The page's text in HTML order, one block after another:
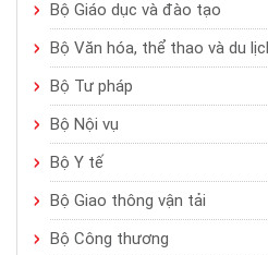
Bộ Giáo dục và đào tạo
Bộ Văn hóa, thể thao và du
Bộ Tư pháp
Bộ Nội vụ
Bộ Y tế
Bộ Giao thông vận tải
Bộ Công thương